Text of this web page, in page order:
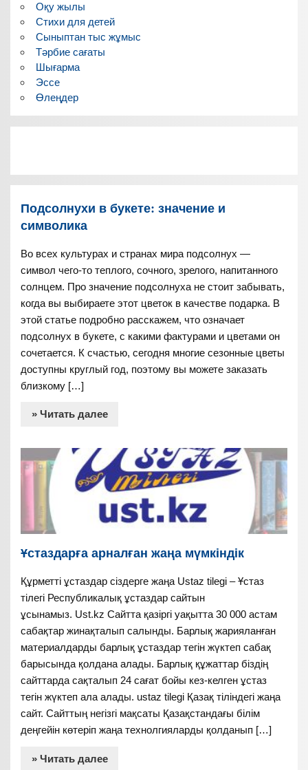
Оқу жылы
Стихи для детей
Сыныптан тыс жұмыс
Тәрбие сағаты
Шығарма
Эссе
Өлеңдер
Подсолнухи в букете: значение и
символика
Во всех культурах и странах мира подсолнух —
символ чего-то теплого, сочного, зрелого, напитанного
солнцем. Про значение подсолнуха не стоит забывать,
когда вы выбираете этот цветок в качестве подарка. В
этой статье подробно расскажем, что означает
подсолнух в букете, с какими фактурами и цветами он
сочетается. К счастью, сегодня многие сезонные цветы
доступны круглый год, поэтому вы можете заказать
близкому […]
» Читать далее
Ұстаздарға арналған жаңа мүмкіндік
Құрметті ұстаздар сіздерге жаңа Ustaz tilegi – Ұстаз
тілегі Республикалық ұстаздар сайтын
ұсынамыз. Ust.kz Сайтта қазіргі уақытта 30 000 астам
сабақтар жинақталып салынды. Барлық жарияланған
материалдарды барлық ұстаздар тегін жүктеп сабақ
барысында қолдана алады. Барлық құжаттар біздің
сайттарда сақталып 24 сағат бойы кез-келген ұстаз
тегін жүктеп ала алады. ustaz tilegi Қазақ тіліндегі жаңа
сайт. Сайттың негізгі мақсаты Қазақстандағы білім
деңгейін көтеріп жаңа технолгияларды қолданып […]
» Читать далее